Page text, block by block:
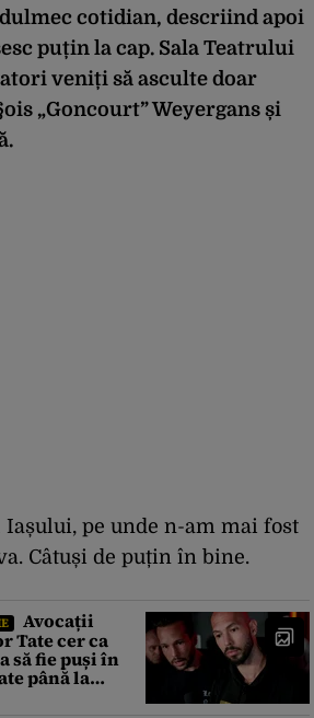
cotidian, descriind apoi
puțin la cap. Sala Teatrului
veniți să asculte doar
„Goncourt” Weyergans și
pe unde n-am mai fost
Câtuși de puțin în bine.
Avocații
Tate cer ca
să fie puși în
până la
Cum este